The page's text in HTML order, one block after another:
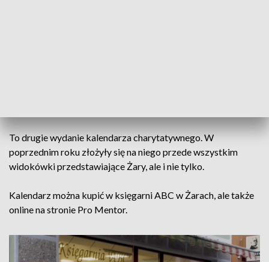
To drugie wydanie kalendarza charytatywnego. W
poprzednim roku złożyły się na niego przede wszystkim
widokówki przedstawiające Żary, ale i nie tylko.
Kalendarz można kupić w księgarni ABC w Żarach, ale także
online na stronie Pro Mentor.